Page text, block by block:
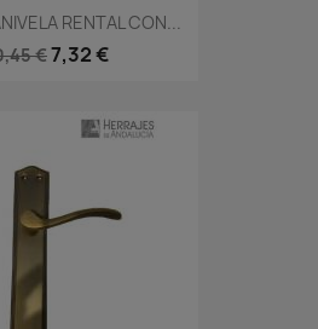
RENTAL CON...
€7,32 €